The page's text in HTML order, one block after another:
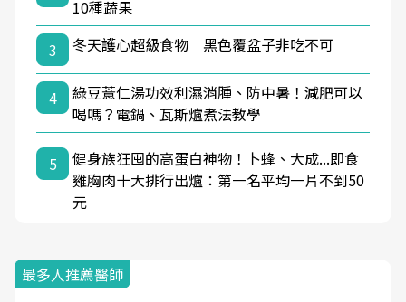
10種蔬果
3
冬天護心超級食物 黑色覆盆子非吃不可
4
綠豆薏仁湯功效利濕消腫、防中暑！減肥可以
喝嗎？電鍋、瓦斯爐煮法教學
5
健身族狂囤的高蛋白神物！卜蜂、大成...即食
雞胸肉十大排行出爐：第一名平均一片不到50
元
最多人推薦醫師